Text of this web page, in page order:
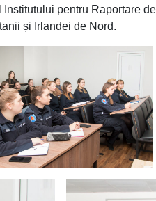
pentru Raportare
și Irlandei de Nord.